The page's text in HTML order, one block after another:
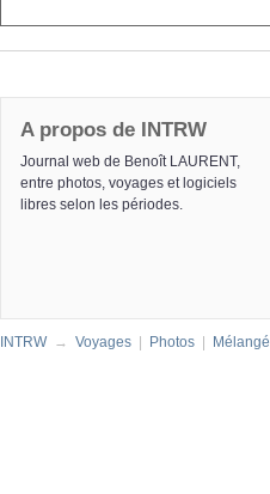
A propos de INTRW
Journal web de Benoît LAURENT,
entre photos, voyages et logiciels
libres selon les périodes.
INTRW → Voyages Photos Mélangé